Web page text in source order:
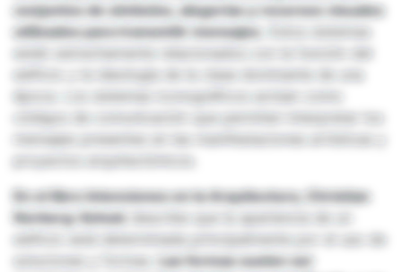
conjuntos de símbolos, alegorías y recursos visuales
utilizados para transmitir mensajes.
Estos sistemas
están estrechamente relacionados con la función del
edificio y la ideología de la clase dominante de una
época. Los sistemas iconográficos actúan como
códigos de comunicación que permiten interpretar los
mensajes presentes en las manifestaciones artísticas y
proyectos arquitectónicos.
En el libro Intenciones en la Arquitectura, Christian
Norberg-Schulz describe que la apariencia de un
edificio está determinada principalmente por el uso de
soluciones y formas.
Las formas suelen ser